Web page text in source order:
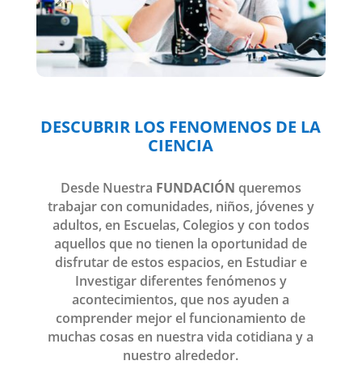
DESCUBRIR LOS FENOMENOS DE LA
CIENCIA
Desde Nuestra FUNDACIÓN queremos
trabajar con comunidades, niños, jóvenes y
adultos, en Escuelas, Colegios y con todos
aquellos que no tienen la oportunidad de
disfrutar de estos espacios, en Estudiar e
Investigar diferentes fenómenos y
acontecimientos, que nos ayuden a
comprender mejor el funcionamiento de
muchas cosas en nuestra vida cotidiana y a
nuestro alrededor.